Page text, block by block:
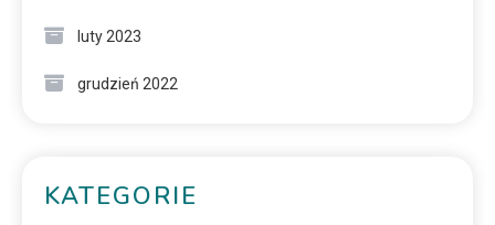
luty 2023
grudzień 2022
KATEGORIE